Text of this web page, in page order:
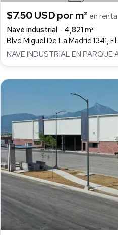
$7.50 USD por m² en renta
Nave industrial
4,821 m²
Blvd Miguel De La Madrid 1341,
NAVE INDUSTRIAL EN PARQUE